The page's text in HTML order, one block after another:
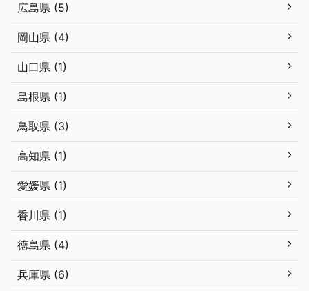
広島県 (5)
岡山県 (4)
山口県 (1)
島根県 (1)
鳥取県 (3)
高知県 (1)
愛媛県 (1)
香川県 (1)
徳島県 (4)
兵庫県 (6)